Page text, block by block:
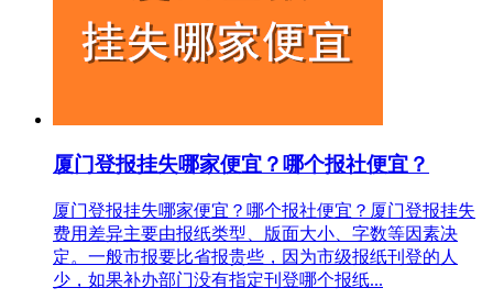
厦门登报挂失哪家便宜？哪个报社便宜？
厦门登报挂失哪家便宜？哪个报社便宜？厦门登报挂失
费用差异主要由报纸类型、版面大小、字数等因素决
定。一般市报要比省报贵些，因为市级报纸刊登的人
少，如果补办部门没有指定刊登哪个报纸...